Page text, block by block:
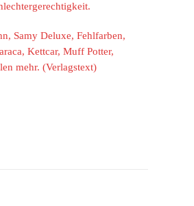
Samy Deluxe, Fehlfarben,
Kettcar, Muff Potter,
mehr. (Verlagstext)